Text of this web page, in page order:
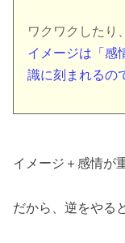
ワクワクしたり
イメージは「感
識に刻まれるの
イメージ＋感情が
だから、逆をやる